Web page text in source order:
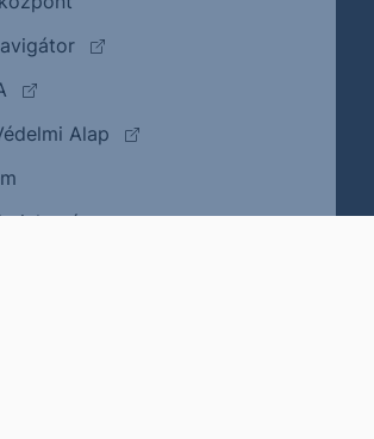
(külső oldalra ugrik)
(külső oldalra ugrik)
Alap
(külső oldalra ugrik)
(külső oldalra ugrik)